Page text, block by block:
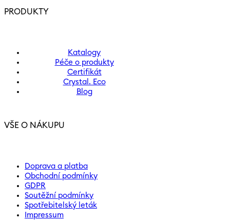
PRODUKTY
Katalogy
Péče o produkty
Certifikát
Crystal. Eco
Blog
VŠE O NÁKUPU
Doprava a platba
Obchodní podmínky
GDPR
Soutěžní podmínky
Spotřebitelský leták
Impressum